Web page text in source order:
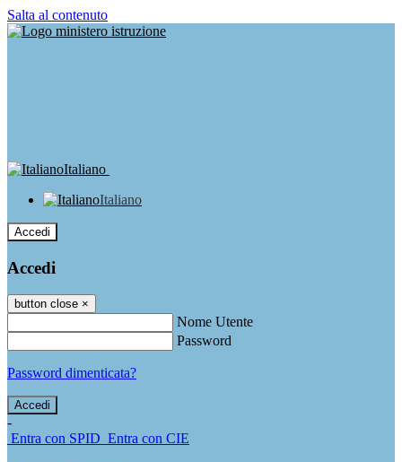
Salta al contenuto
Italiano
Italiano
Accedi
Accedi
button close ×
Nome Utente
Password
Password dimenticata?
-
Entra con SPID Entra con CIE